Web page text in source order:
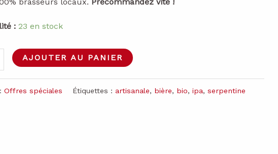
: 23 en stock
AJOUTER AU PANIER
Offres spéciales Étiquettes : artisanale, bière, bio, ipa, serpentine